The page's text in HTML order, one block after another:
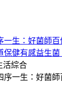
一生：好菌師
保健有感益生
活綜合